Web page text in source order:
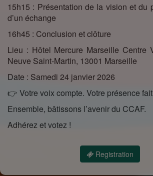
15h15 : Présentation de la vision et du
d’un échange
16h45 : Conclusion et clôture
Lieu : Hôtel Mercure Marseille Centre
Neuve Saint-Martin, 13001 Marseille
Date : Samedi 24 janvier 2026
👉 Votre voix compte. Votre présence
Ensemble, bâtissons l’avenir du CCAF.
Adhérez et votez !
Registration